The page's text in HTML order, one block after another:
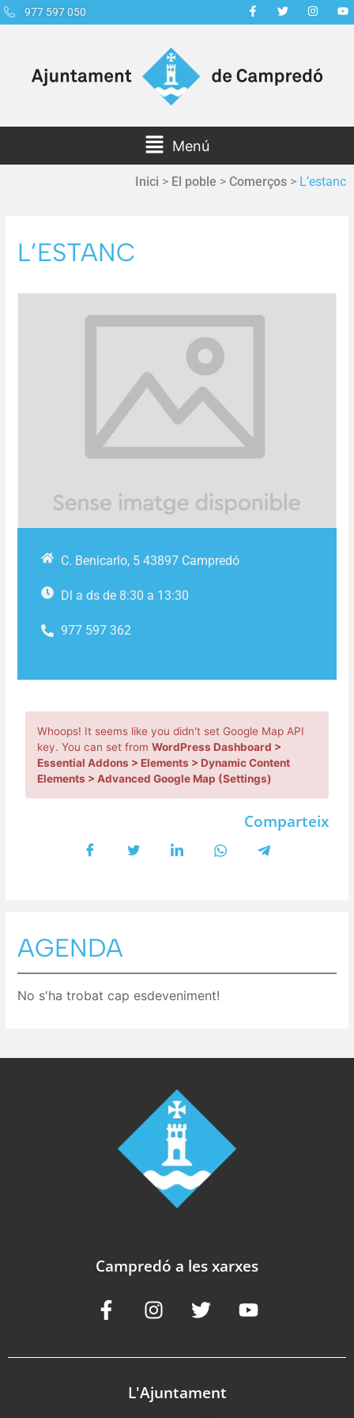
977 597 050
Menú
Inici > El poble > Comerços > L’estanc
L’ESTANC
C. Benicarlo, 5 43897 Campredó
Dl a ds de 8:30 a 13:30
977 597 362
Whoops! It seems like you didn't set Google Map API
key. You can set from WordPress Dashboard >
Essential Addons > Elements > Dynamic Content
Elements > Advanced Google Map (Settings)
Comparteix
AGENDA
No s'ha trobat cap esdeveniment!
Campredó a les xarxes
L'Ajuntament